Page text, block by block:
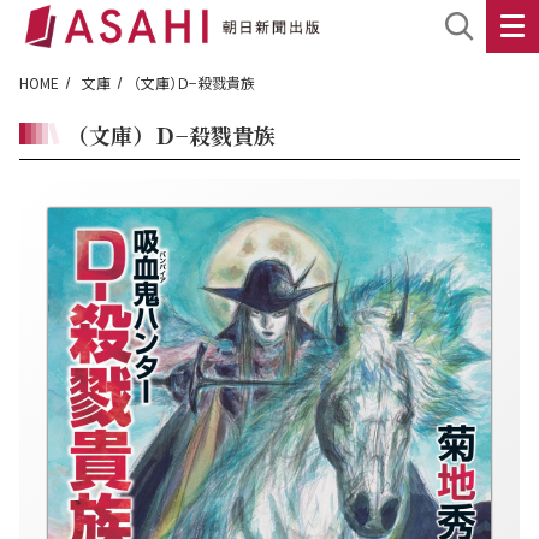
HOME 文庫 （文庫）Ｄ−殺戮貴族
（文庫）Ｄ−殺戮貴族